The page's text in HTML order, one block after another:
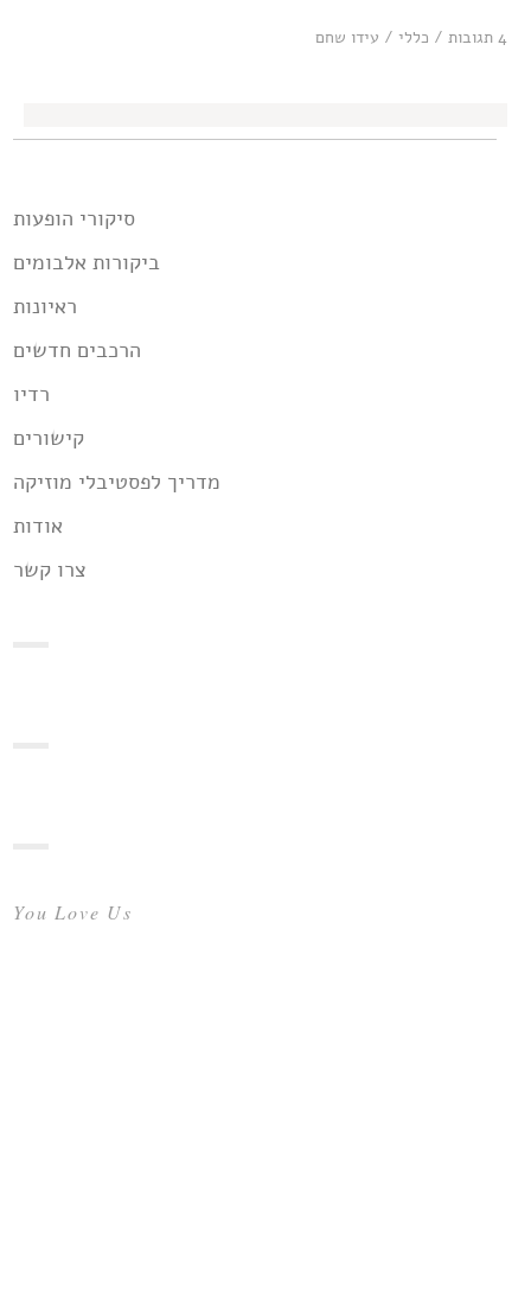
4 תגובות / כללי / עידו שחם
סיקורי הופעות
ביקורות אלבומים
ראיונות
הרכבים חדשים
רדיו
קישורים
מדריך לפסטיבלי מוזיקה
אודות
צרו קשר
You Love Us